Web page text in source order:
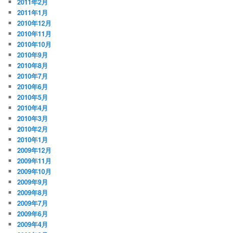
2011年1月
2010年12月
2010年11月
2010年10月
2010年9月
2010年8月
2010年7月
2010年6月
2010年5月
2010年4月
2010年3月
2010年2月
2010年1月
2009年12月
2009年11月
2009年10月
2009年9月
2009年8月
2009年7月
2009年6月
2009年4月